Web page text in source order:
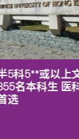
5科5**或以上
名本科生 医
选